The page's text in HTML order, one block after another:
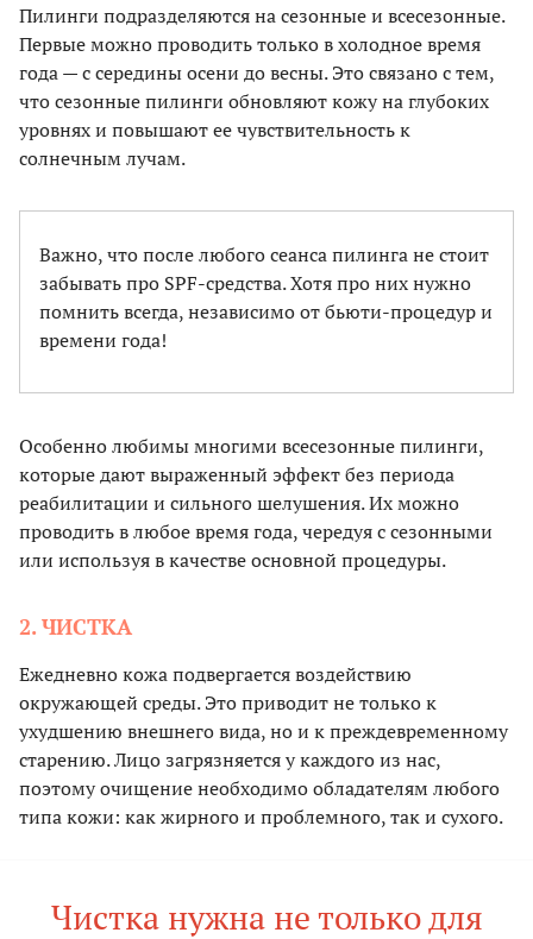
Пилинги подразделяются на сезонные и всесезонные.
Первые можно проводить только в холодное время
года — с середины осени до весны. Это связано с тем,
что сезонные пилинги обновляют кожу на глубоких
уровнях и повышают ее чувствительность к
солнечным лучам.
Важно, что после любого сеанса пилинга не стоит
забывать про SPF-средства. Хотя про них нужно
помнить всегда, независимо от бьюти-процедур и
времени года!
Особенно любимы многими всесезонные пилинги,
которые дают выраженный эффект без периода
реабилитации и сильного шелушения. Их можно
проводить в любое время года, чередуя с сезонными
или используя в качестве основной процедуры.
2. ЧИСТКА
Ежедневно кожа подвергается воздействию
окружающей среды. Это приводит не только к
ухудшению внешнего вида, но и к преждевременному
старению. Лицо загрязняется у каждого из нас,
поэтому очищение необходимо обладателям любого
типа кожи: как жирного и проблемного, так и сухого.
Чистка нужна не только для